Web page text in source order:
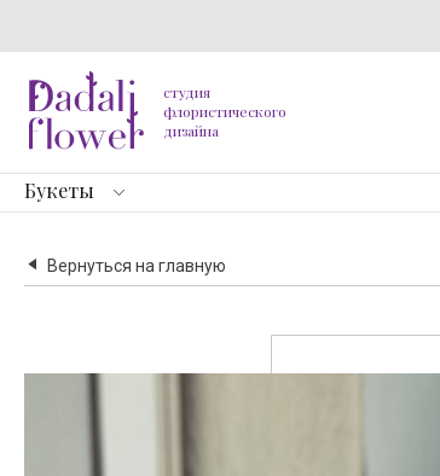
студия
флористического
дизайна
Букеты
Вернуться на главную